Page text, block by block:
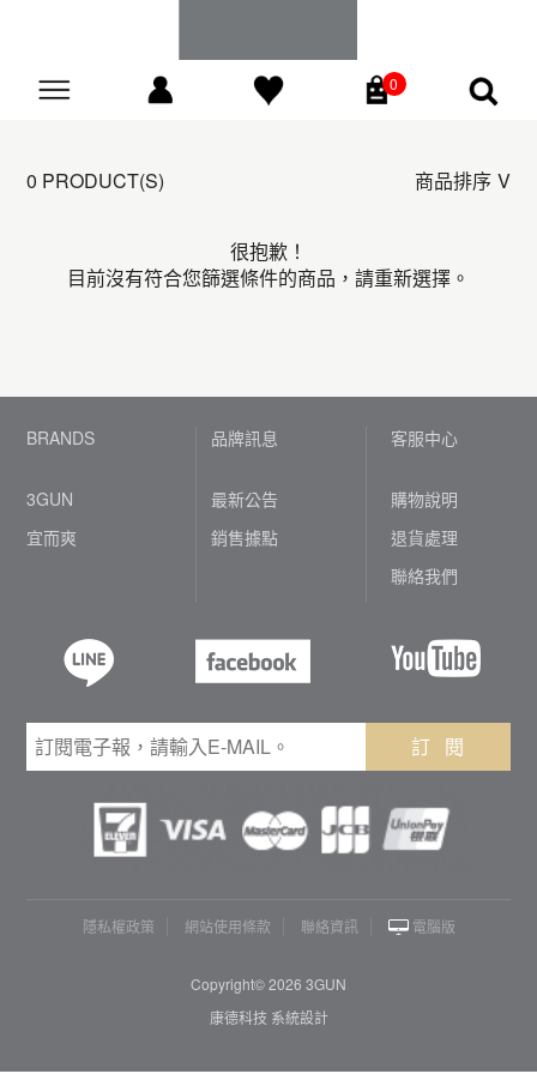
0
0 PRODUCT(S) 商品排序
很抱歉！
目前沒有符合您篩選條件的商品，請重新選擇。
BRANDS
3GUN
宜而爽
品牌訊息
最新公告
銷售據點
客服中心
購物說明
退貨處理
聯絡我們
訂 閱
隱私權政策 網站使用條款 聯絡資訊 電腦版
Copyright© 2026 3GUN
康德科技 系統設計